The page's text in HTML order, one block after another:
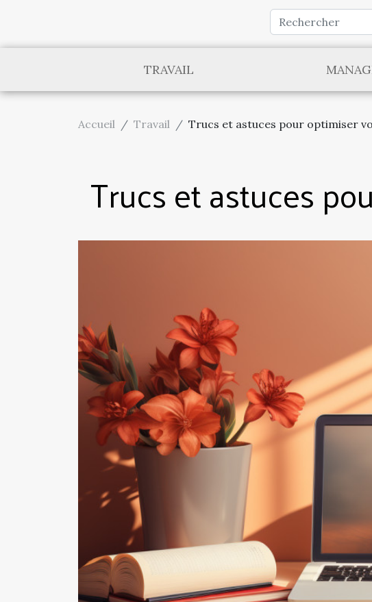
TRAVAIL
Accueil Travail Trucs et astuces pour optimiser
Trucs et astuces